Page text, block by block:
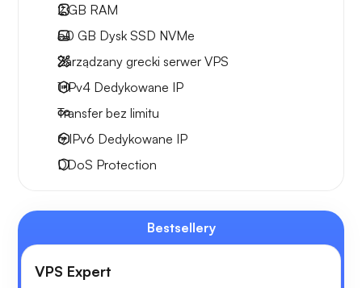
2 GB RAM
50 GB Dysk SSD NVMe
Zarządzany grecki serwer VPS
1 IPv4 Dedykowane IP
Transfer bez limitu
6 IPv6 Dedykowane IP
DDoS Protection
Bestsellery
VPS Expert